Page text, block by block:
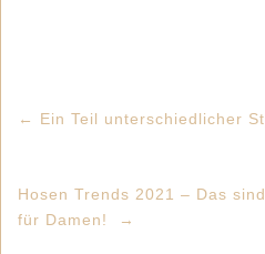
← Ein Teil unterschiedlicher
Hosen Trends 2021 – Das
für Damen!
→